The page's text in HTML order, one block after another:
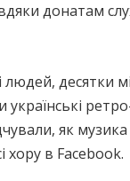
донатам
людей, десятки
як музика
хору в Facebook.